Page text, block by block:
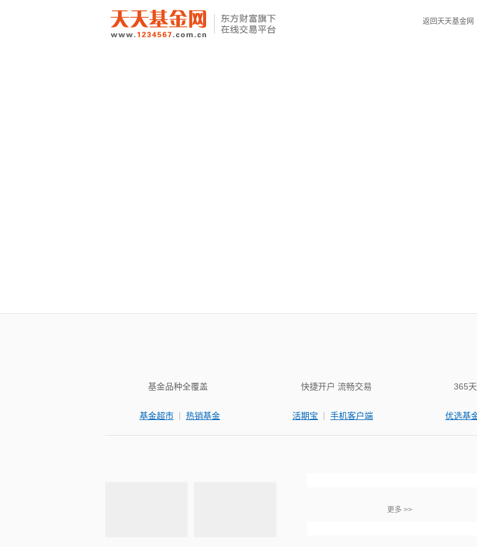
返回天天基金网
基金品种全覆盖
基金超市 | 热销基金
快捷开户 流畅交易
活期宝 | 手机客户端
365
优选基
更多 >>